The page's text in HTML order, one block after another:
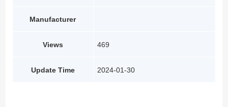
Manufacturer
Views
Update Time
469
2024-01-30